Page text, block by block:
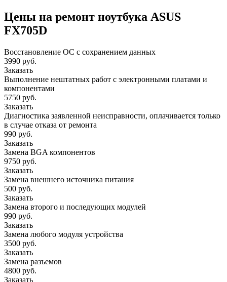
Цены на ремонт ноутбука ASUS
FX705D
Восстановление ОС с сохранением данных
3990 руб.
Заказать
Выполнение нештатных работ с электронными платами и
компонентами
5750 руб.
Заказать
Диагностика заявленной неисправности, оплачивается только
в случае отказа от ремонта
990 руб.
Заказать
Замена BGA компонентов
9750 руб.
Заказать
Замена внешнего источника питания
500 руб.
Заказать
Замена второго и последующих модулей
990 руб.
Заказать
Замена любого модуля устройства
3500 руб.
Заказать
Замена разъемов
4800 руб.
Заказать